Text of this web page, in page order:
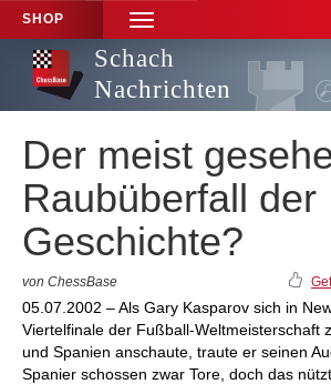
SHOP
TOGGLE
NAVIGATION
Schach
Nachrichten
Der meist
Raubüberfall der
Geschichte?
von ChessBase
05.07.2002 – Als Gary Kasparov sich in
Viertelfinale der Fußball-Weltmeisterschaft
und Spanien anschaute, traute er seinen
Spanier schossen zwar Tore, doch das